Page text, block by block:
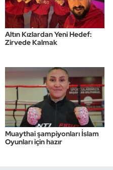
Altın Kızlardan Yeni Hedef:
Zirvede Kalmak
Muaythai şampiyonları İslam
Oyunları için hazır